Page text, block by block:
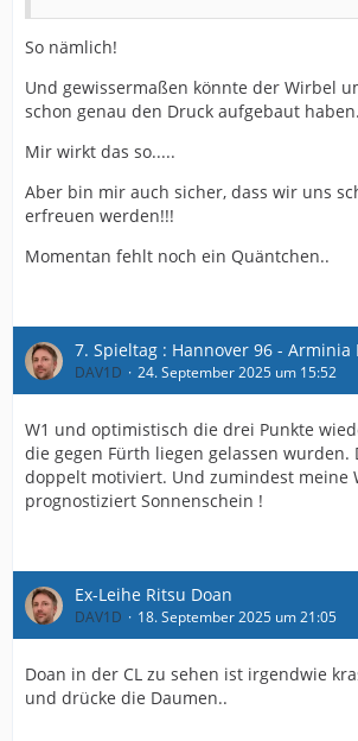
So nämlich!
Und gewissermaßen könnte der Wirbel
schon genau den Druck aufgebaut
Mir wirkt das so.....
Aber bin mir auch sicher, dass wir uns
erfreuen werden!!!
Momentan fehlt noch ein Quäntchen..
7. Spieltag : Hannover 96 - Arminia
DAV1D 24. September 2025 um 15:52
W1 und optimistisch die drei Punkte
die gegen Fürth liegen gelassen wurden.
doppelt motiviert. Und zumindest meine
prognostiziert Sonnenschein !
Ex-Leihe Ritsu Doan
DAV1D 18. September 2025 um 21:05
Doan in der CL zu sehen ist irgendwie
und drücke die Daumen..